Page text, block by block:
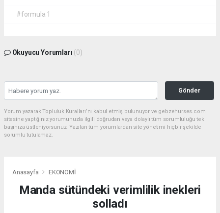
#formula 1
Okuyucu Yorumları (0)
Gönder
Yorum yazarak Topluluk Kuralları’nı kabul etmiş bulunuyor ve gebzehurses.com
sitesine yaptığınız yorumunuzla ilgili doğrudan veya dolaylı tüm sorumluluğu tek
başınıza üstleniyorsunuz. Yazılan tüm yorumlardan site yönetimi hiçbir şekilde
sorumlu tutulamaz.
Anasayfa EKONOMİ
Manda sütündeki verimlilik inekleri
solladı